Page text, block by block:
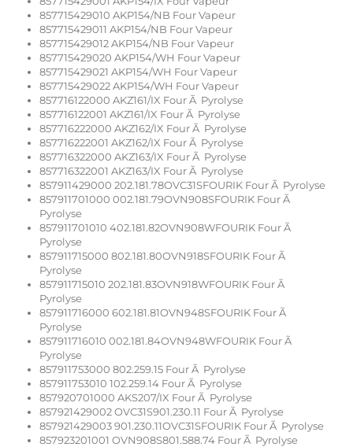
857715429010 AKP154/NB Four Vapeur
857715429011 AKP154/NB Four Vapeur
857715429012 AKP154/NB Four Vapeur
857715429020 AKP154/WH Four Vapeur
857715429021 AKP154/WH Four Vapeur
857715429022 AKP154/WH Four Vapeur
857716122000 AKZ161/IX Four Ã Pyrolyse
857716122001 AKZ161/IX Four Ã Pyrolyse
857716222000 AKZ162/IX Four Ã Pyrolyse
857716222001 AKZ162/IX Four Ã Pyrolyse
857716322000 AKZ163/IX Four Ã Pyrolyse
857716322001 AKZ163/IX Four Ã Pyrolyse
857911429000 202.181.78OVC31SFOURIK Four Ã Pyrolyse
857911701000 002.181.79OVN908SFOURIK Four Ã
Pyrolyse
857911701010 402.181.82OVN908WFOURIK Four Ã
Pyrolyse
857911715000 802.181.80OVN918SFOURIK Four Ã
Pyrolyse
857911715010 202.181.83OVN918WFOURIK Four Ã
Pyrolyse
857911716000 602.181.81OVN948SFOURIK Four Ã
Pyrolyse
857911716010 002.181.84OVN948WFOURIK Four Ã
Pyrolyse
857911753000 802.259.15 Four Ã Pyrolyse
857911753010 102.259.14 Four Ã Pyrolyse
857920701000 AKS207/IX Four Ã Pyrolyse
857921429002 OVC31S901.230.11 Four Ã Pyrolyse
857921429003 901.230.11OVC31SFOURIK Four Ã Pyrolyse
857923201001 OVN908S801.588.74 Four Ã Pyrolyse